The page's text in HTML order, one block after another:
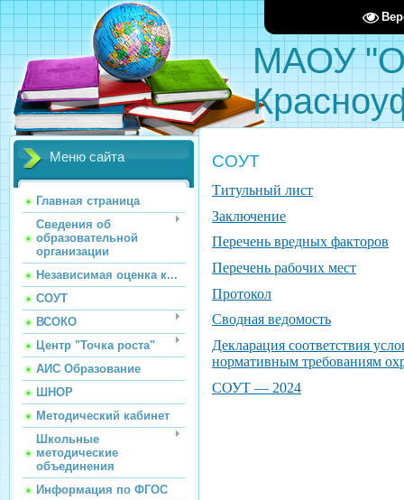
МАОУ
Меню сайта
Главная страница
Сведения об
образовательной
организации
Независимая оценка к...
СОУТ
ВСОКО
Центр "Точка роста"
АИС Образование
ШНОР
Методический кабинет
Школьные
методические
объединения
Информация по ФГОС
СОУТ
Титульный лист
Заключение
Перечень вредных факторов
Перечень рабочих мест
Протокол
Сводная ведомость
Декларация соответствия
нормативным требованиям
СОУТ — 2024